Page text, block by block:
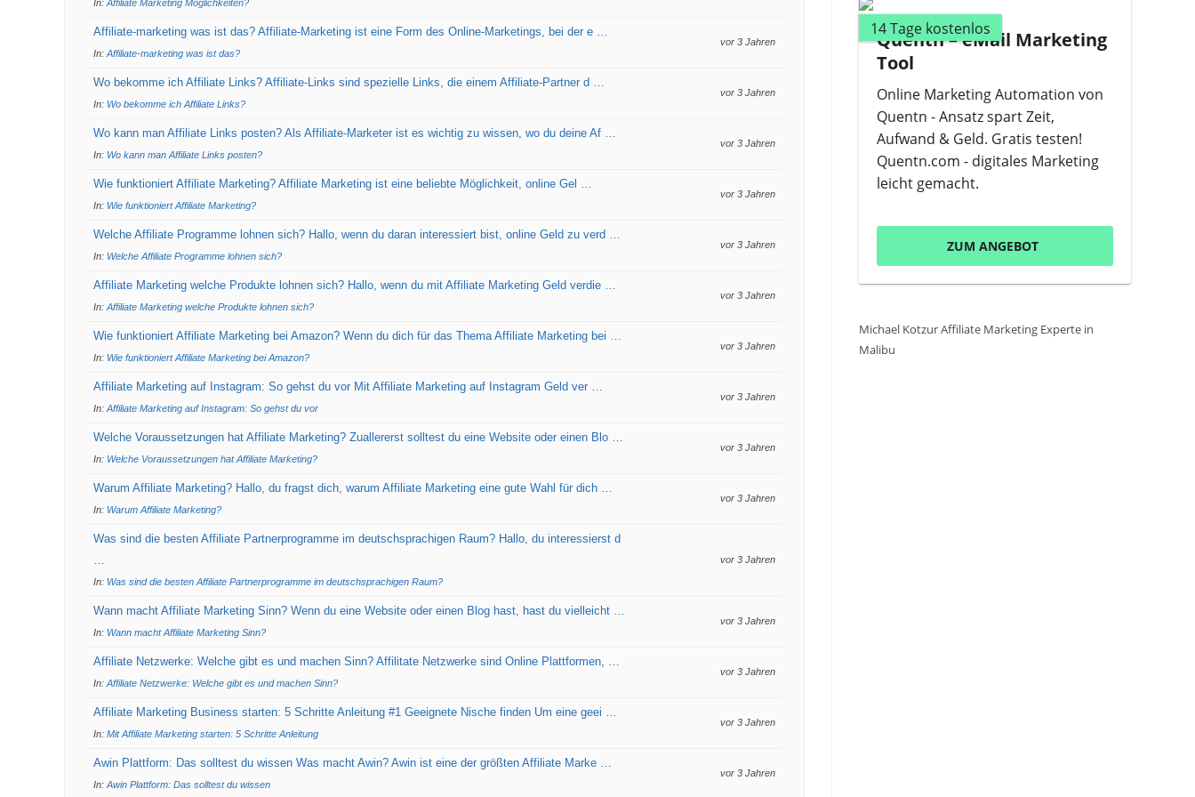
In: Affiliate Marketing Möglichkeiten?
Affiliate-marketing was ist das? Affiliate-Marketing ist eine Form des Online-Marketings, bei der e …
In: Affiliate-marketing was ist das?
vor 3 Jahren
Wo bekomme ich Affiliate Links? Affiliate-Links sind spezielle Links, die einem Affiliate-Partner d …
In: Wo bekomme ich Affiliate Links?
vor 3 Jahren
Wo kann man Affiliate Links posten? Als Affiliate-Marketer ist es wichtig zu wissen, wo du deine Af …
In: Wo kann man Affiliate Links posten?
vor 3 Jahren
Wie funktioniert Affiliate Marketing? Affiliate Marketing ist eine beliebte Möglichkeit, online Gel …
In: Wie funktioniert Affiliate Marketing?
vor 3 Jahren
Welche Affiliate Programme lohnen sich? Hallo, wenn du daran interessiert bist, online Geld zu verd …
In: Welche Affiliate Programme lohnen sich?
vor 3 Jahren
Affiliate Marketing welche Produkte lohnen sich? Hallo, wenn du mit Affiliate Marketing Geld verdie …
In: Affiliate Marketing welche Produkte lohnen sich?
vor 3 Jahren
Wie funktioniert Affiliate Marketing bei Amazon? Wenn du dich für das Thema Affiliate Marketing bei …
In: Wie funktioniert Affiliate Marketing bei Amazon?
vor 3 Jahren
Affiliate Marketing auf Instagram: So gehst du vor Mit Affiliate Marketing auf Instagram Geld ver …
In: Affiliate Marketing auf Instagram: So gehst du vor
vor 3 Jahren
Welche Voraussetzungen hat Affiliate Marketing? Zuallererst solltest du eine Website oder einen Blo …
In: Welche Voraussetzungen hat Affiliate Marketing?
vor 3 Jahren
Warum Affiliate Marketing? Hallo, du fragst dich, warum Affiliate Marketing eine gute Wahl für dich …
In: Warum Affiliate Marketing?
vor 3 Jahren
Was sind die besten Affiliate Partnerprogramme im deutschsprachigen Raum? Hallo, du interessierst d
…
In: Was sind die besten Affiliate Partnerprogramme im deutschsprachigen Raum?
vor 3 Jahren
Wann macht Affiliate Marketing Sinn? Wenn du eine Website oder einen Blog hast, hast du vielleicht …
In: Wann macht Affiliate Marketing Sinn?
vor 3 Jahren
Affiliate Netzwerke: Welche gibt es und machen Sinn? Affilitate Netzwerke sind Online Plattformen, …
In: Affiliate Netzwerke: Welche gibt es und machen Sinn?
vor 3 Jahren
Affiliate Marketing Business starten: 5 Schritte Anleitung #1 Geeignete Nische finden Um eine geei …
In: Mit Affiliate Marketing starten: 5 Schritte Anleitung
vor 3 Jahren
Awin Plattform: Das solltest du wissen Was macht Awin? Awin ist eine der größten Affiliate Marke …
In: Awin Plattform: Das solltest du wissen
vor 3 Jahren
14 Tage kostenlos
Quentn – eMail Marketing
Tool
Online Marketing Automation von
Quentn - Ansatz spart Zeit,
Aufwand & Geld. Gratis testen!
Quentn.com - digitales Marketing
leicht gemacht.
ZUM ANGEBOT
Michael Kotzur Affiliate Marketing Experte in
Malibu